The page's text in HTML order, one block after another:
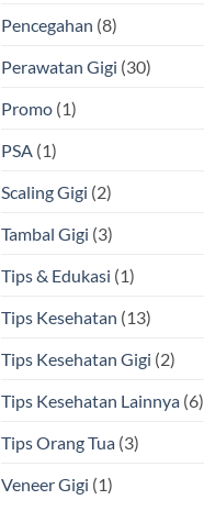
Pencegahan (8)
Perawatan Gigi (30)
Promo(1)
PSA(1)
Scaling Gigi (2)
Tambal Gigi (3)
Tips & Edukasi (1)
Tips Kesehatan (13)
Tips Kesehatan Gigi (2)
Tips Kesehatan Lainnya(6)
Tips Orang Tua(3)
Veneer Gigi (1)